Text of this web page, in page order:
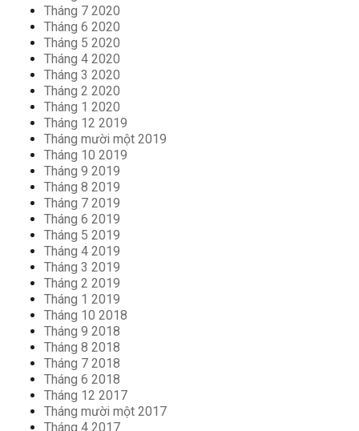
Tháng 7 2020
Tháng 6 2020
Tháng 5 2020
Tháng 4 2020
Tháng 3 2020
Tháng 2 2020
Tháng 1 2020
Tháng 12 2019
Tháng mười một 2019
Tháng 10 2019
Tháng 9 2019
Tháng 8 2019
Tháng 7 2019
Tháng 6 2019
Tháng 5 2019
Tháng 4 2019
Tháng 3 2019
Tháng 2 2019
Tháng 1 2019
Tháng 10 2018
Tháng 9 2018
Tháng 8 2018
Tháng 7 2018
Tháng 6 2018
Tháng 12 2017
Tháng mười một 2017
Tháng 4 2017